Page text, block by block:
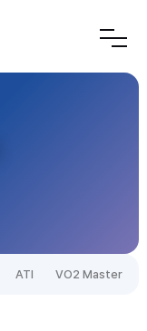
ATI VO2 Master